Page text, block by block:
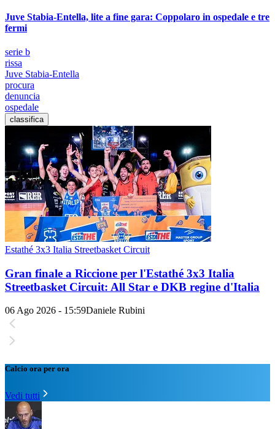
Juve Stabia-Entella, lite a fine gara: Coppolaro in ospedale e tre
fermi
serie b
rissa
Juve Stabia-Entella
procura
denuncia
ospedale
classifica
Estathé 3x3 Italia Streetbasket Circuit
Gran finale a Riccione per l'Estathé 3x3 Italia
Streetbasket Circuit: All Star e DKB regine d'Italia
06 Ago 2026 - 15:59Daniele Rubini
Calcio ora per ora
Vedi tutti